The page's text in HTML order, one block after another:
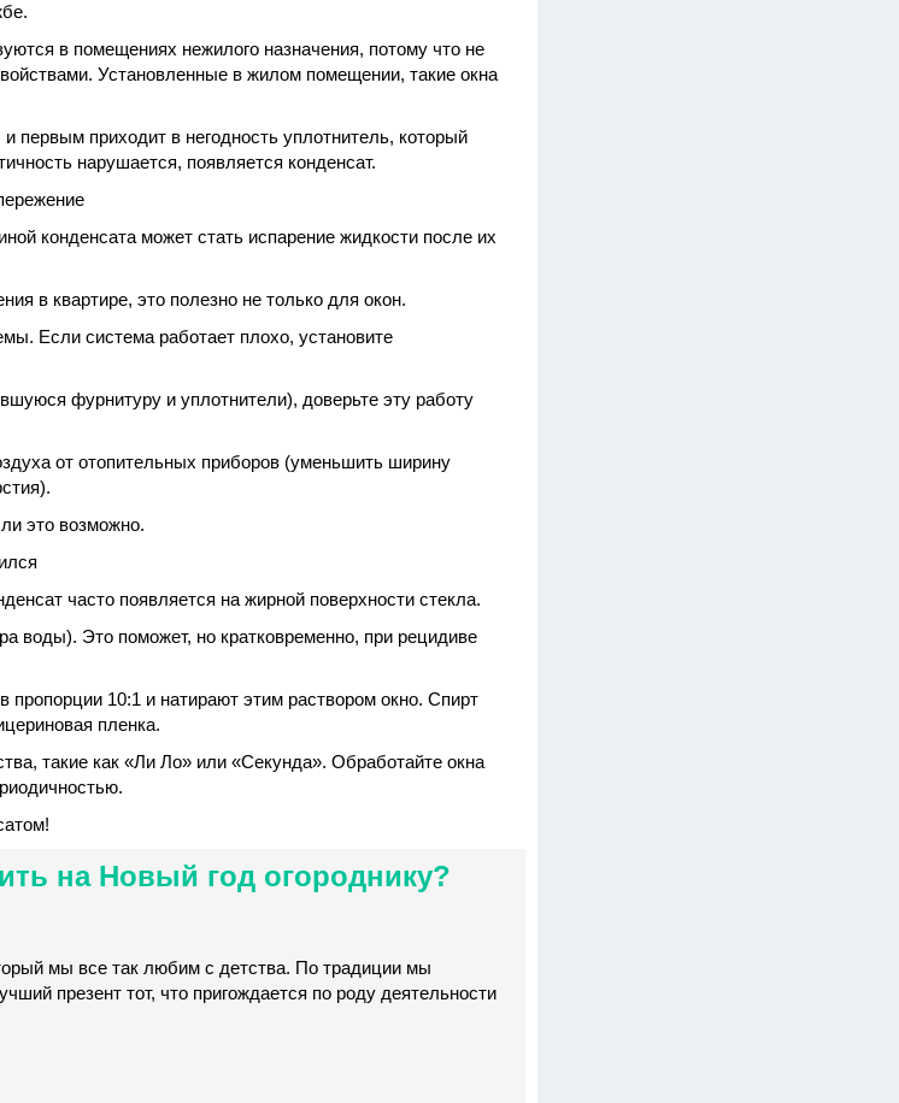
в помещениях нежилого назначения, потому что не
Установленные в жилом помещении, такие окна
первым приходит в негодность уплотнитель, который
нарушается, появляется конденсат.
конденсата может стать испарение жидкости после их
в квартире, это полезно не только для окон.
Если система работает плохо, установите
фурнитуру и уплотнители), доверьте эту работу
от отопительных приборов (уменьшить ширину
это возможно.
часто появляется на жирной поверхности стекла.
воды). Это поможет, но кратковременно, при рецидиве
10:1 и натирают этим раствором окно. Спирт
пленка.
такие как «Ли Ло» или «Секунда». Обработайте окна
на Новый год огороднику?
мы все так любим с детства. По традиции мы
презент тот, что пригождается по роду деятельности